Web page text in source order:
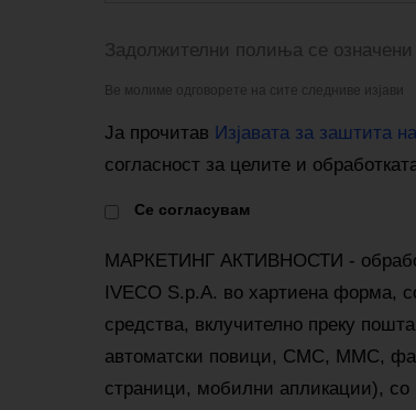
Задолжителни полиња се означени
Ве молиме одговорете на сите следниве изјави
Ја прочитав Изјавата за заштита
согласност за целите и
Cе согласувам
МАРКЕТИНГ АКТИВНОСТИ -
IVECO S.p.A. во хартиена форма,
средства, вклучително преку
автоматски повици, СМС, ММС,
страници, мобилни апликации), со